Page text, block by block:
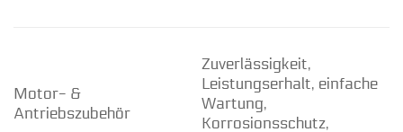
Motor- &
Antriebszubehör
Zuverlässigkeit,
Leistungserhalt, einfache
Wartung,
Korrosionsschutz,